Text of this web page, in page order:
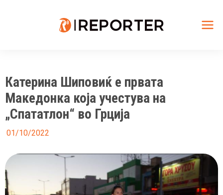
Катерина Шиповиќ е првата
Македонка која учестува на
„Спататлон“ во Грција
01/10/2022